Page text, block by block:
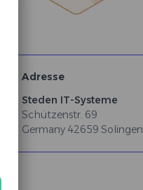
Adresse
Steden IT-Systeme
Schützenstr. 69
Germany 42659 Solingen